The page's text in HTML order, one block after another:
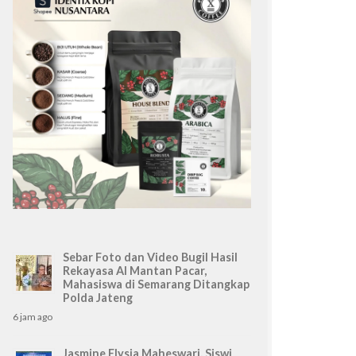
Sebar Foto dan Video Bugil Hasil
Rekayasa AI Mantan Pacar,
Mahasiswa di Semarang Ditangkap
Polda Jateng
6 jam ago
Jasmine Elysia Maheswari, Siswi